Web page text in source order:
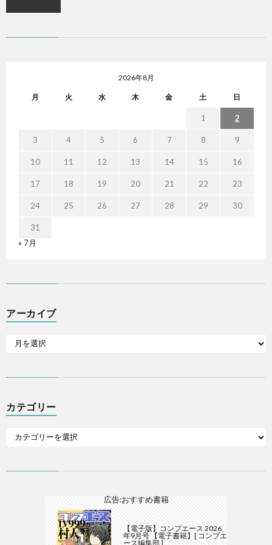
2026年8月
月 火 水 木 金 土 日
1 2
3 4 5 6 7 8 9
10 11 12 13 14 15 16
17 18 19 20 21 22 23
24 25 26 27 28 29 30
31
« 7月
アーカイブ
カテゴリー
広告:おすすめ書籍
【電子版】コンプエース 2026
年9月号 【電子書籍】[ コンプエ
ース編集部 ]